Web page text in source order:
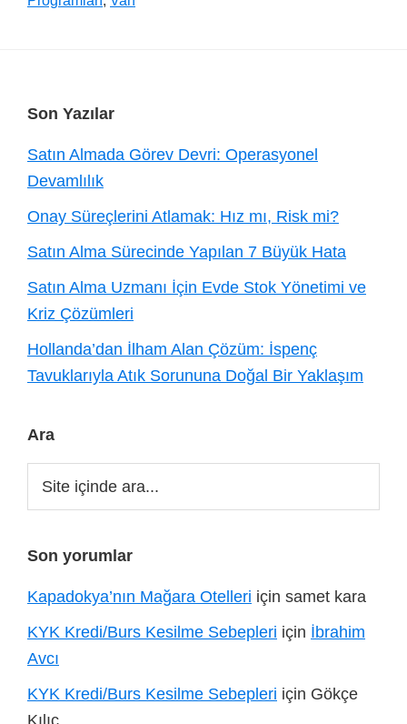
Footer
Son Yazılar
Satın Almada Görev Devri: Operasyonel
Devamlılık
Onay Süreçlerini Atlamak: Hız mı, Risk mi?
Satın Alma Sürecinde Yapılan 7 Büyük Hata
Satın Alma Uzmanı İçin Evde Stok Yönetimi ve
Kriz Çözümleri
Hollanda’dan İlham Alan Çözüm: İspenç
Tavuklarıyla Atık Sorununa Doğal Bir Yaklaşım
Ara
Son yorumlar
Kapadokya’nın Mağara Otelleri için samet kara
KYK Kredi/Burs Kesilme Sebepleri için İbrahim
Avcı
KYK Kredi/Burs Kesilme Sebepleri için Gökçe
Kılıç